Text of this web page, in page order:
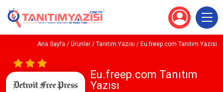
Ana Sayfa / Ürünler / Tanıtım Yazısı / Eu.freep.com Tanıtım Yazısı
Eu.freep.com Tanıtım
Yazısı